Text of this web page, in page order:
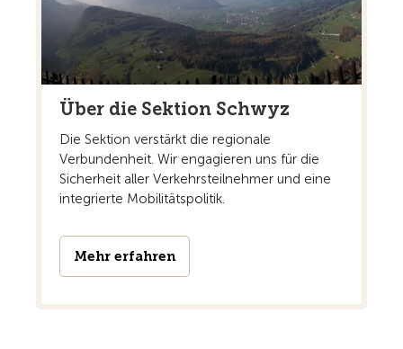
Über die Sektion Schwyz
Die Sektion verstärkt die regionale
Verbundenheit. Wir engagieren uns für die
Sicherheit aller Verkehrsteilnehmer und eine
integrierte Mobilitätspolitik.
Mehr erfahren